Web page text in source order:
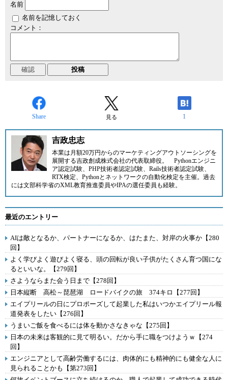
名前
名前を記憶しておく
コメント：
Share 見る 1
吉政忠志
本業は月額20万円からのマーケティングアウトソーシングを
展開する吉政創成株式会社の代表取締役。
Pythonエンジニ
ア認定試験、PHP技術者認定試験、Rails技術者認定試験、
RTX検定、Pythonとネットワークの自動化検定を主催。過去
には文部科学省のXML教育推進委員やIPAの選任委員も経験。
最近のエントリー
AIは敵となるか、パートナーになるか、はたまた、対岸の火事か【280
回】
よく学びよく遊びよく寝る、頭の回転が良い子供がたくさん育つ国にな
るといいな。【279回】
さようならまた会う日まで【278回】
日本縦断 高松～琵琶湖 ロードバイクの旅 374キロ【277回】
エイプリールの日にプロポーズして起業した私はいつかエイプリール報
道発表をしたい【276回】
うまいご飯を食べるには体を動かさなきゃな【275回】
日本の未来は客観的に見て明るい。だから手に職をつけようｗ【274
回】
エンジニアとして高齢労働するには、肉体的にも精神的にも健全な人に
見られることかも【第273回】